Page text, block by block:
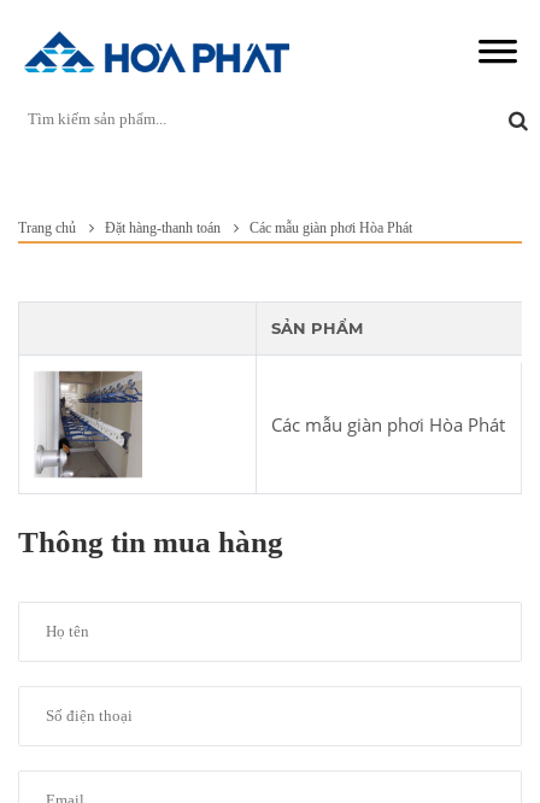
Trang chủ Đặt hàng-thanh toán Các mẫu giàn phơi Hòa Phát
SẢN PHẨM
Các mẫu giàn phơi Hòa Phát
Thông tin mua hàng